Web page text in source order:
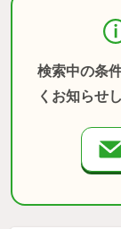
検索中の条
くお知らせ